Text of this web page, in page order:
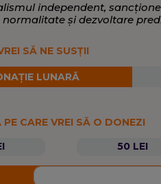
independent,
normalitate și dezvoltare
SĂ NE SUSȚII
LUNARĂ
PE CARE VREI SĂ O DONEZI
50 LEI